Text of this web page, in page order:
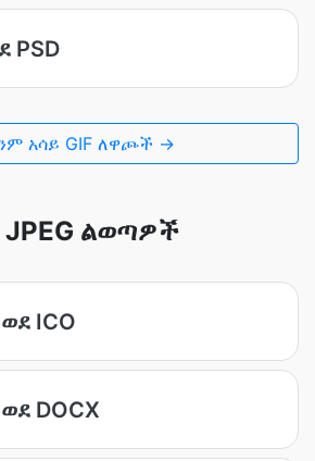
PSD
አሳይ GIF ለዋጮች →
JPEG ልወጣዎች
ICO
DOCX